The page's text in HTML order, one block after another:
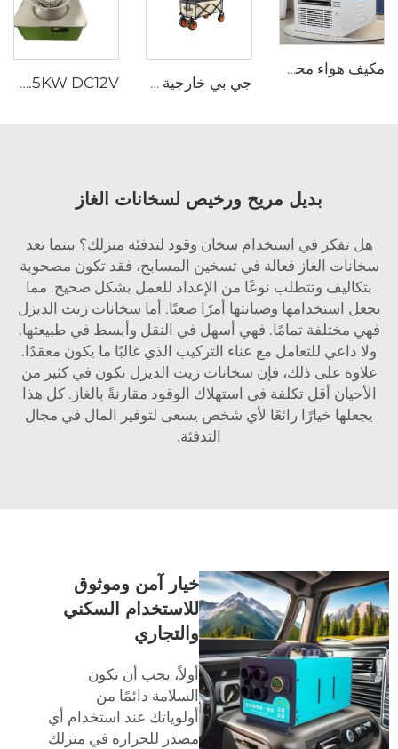
مكيف هواء محمول بتصميم عصري يعمل بتيار 220 فولت، مناسب للتخييم ورحلات الطرق الطويلة واستخدام الشاحنات أثناء الوقوف، للاستخدام المتنقل
جي بي خارجية التسوق عربة نزهة عربة التخييم عربة التخييم قابلة للطي
JP 4.5KW DC12V ديزل موقد وقود محمول للشاحنة كامبر سيارة محمولة قافلة RV موقد الديزل
بديل مريح ورخيص لسخانات الغاز
هل تفكر في استخدام سخان وقود لتدفئة منزلك؟ بينما تعد
سخانات الغاز فعالة في تسخين المسابح، فقد تكون مصحوبة
بتكاليف وتتطلب نوعًا من الإعداد للعمل بشكل صحيح. مما
يجعل استخدامها وصيانتها أمرًا صعبًا. أما سخانات زيت الديزل
فهي مختلفة تمامًا. فهي أسهل في النقل وأبسط في طبيعتها.
ولا داعي للتعامل مع عناء التركيب الذي غالبًا ما يكون معقدًا.
علاوة على ذلك، فإن سخانات زيت الديزل تكون في كثير من
الأحيان أقل تكلفة في استهلاك الوقود مقارنةً بالغاز. كل هذا
يجعلها خيارًا رائعًا لأي شخص يسعى لتوفير المال في مجال
التدفئة.
خيار آمن وموثوق
للاستخدام السكني
والتجاري
أولاً، يجب أن تكون
السلامة دائمًا من
أولوياتك عند استخدام أي
مصدر للحرارة في منزلك